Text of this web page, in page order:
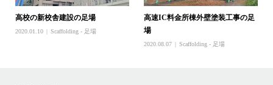
高校の新校舎建設の足場
2020.01.10 Scaffolding - 足場
高速IC料金所棟外壁塗装工事の足
場
2020.08.07 Scaffolding - 足場